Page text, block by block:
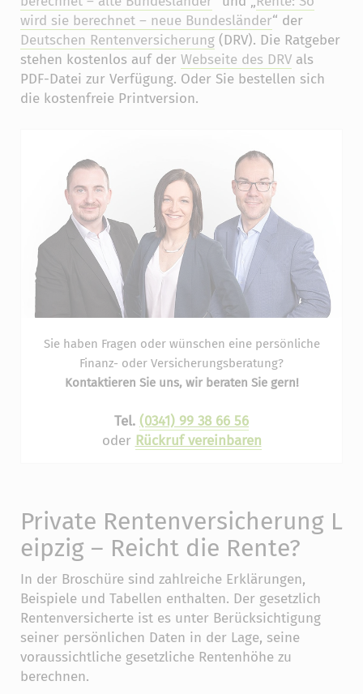
wird sie berechnet – neue Bundesländer“ der
Deutschen Rentenversicherung (DRV). Die Ratgeber
stehen kostenlos auf der Webseite des DRV als
PDF-Datei zur Verfügung. Oder Sie bestellen sich
die kostenfreie Printversion.
Sie haben Fragen oder wünschen eine persönliche
Finanz- oder Versicherungsberatung?
Kontaktieren Sie uns, wir beraten Sie gern!
Tel. (0341) 99 38 66 56
oder Rückruf vereinbaren
Private Rentenversicherung L
eipzig – Reicht die Rente?
In der Broschüre sind zahlreiche Erklärungen,
Beispiele und Tabellen enthalten. Der gesetzlich
Rentenversicherte ist es unter Berücksichtigung
seiner persönlichen Daten in der Lage, seine
voraussichtliche gesetzliche Rentenhöhe zu
berechnen.